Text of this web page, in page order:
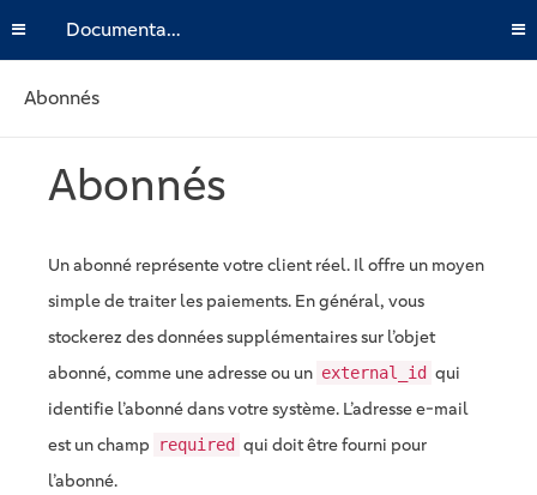
Documentation
Abonnés
Abonnés
Un abonné représente votre client réel. Il offre un moyen
simple de traiter les paiements. En général, vous
stockerez des données supplémentaires sur l’objet
abonné, comme une adresse ou un external_id qui
identifie l’abonné dans votre système. L’adresse e-mail
est un champ
required qui doit être fourni pour
l’abonné.